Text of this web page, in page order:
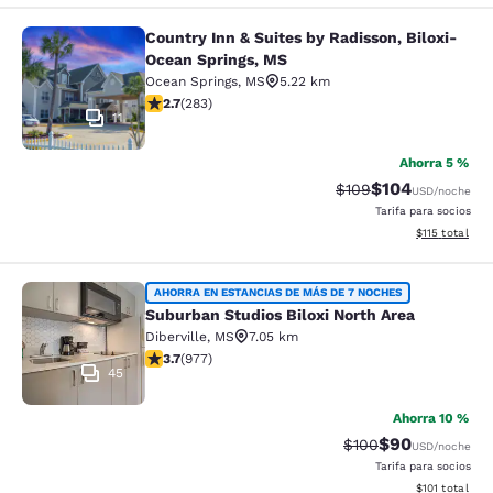
Country Inn & Suites by Radisson,
11
Country Inn & Suites by Radisson, Biloxi-
Ocean Springs, MS
Ocean Springs, MS
5.22 km
calificación de 2.71 estrellas. Feria. 283 reseñas
2.7(283)
Ahorra 5 %
Precio tachado:
$109Precio con
$104USD/noche
Tarifa para socios
Ver detalles
$115 total
Suburban Studios Biloxi North Area
45
AHORRA EN ESTANCIAS DE MÁS DE 7 NOCHES
Suburban Studios Biloxi North Area
Diberville, MS
7.05 km
calificación de 3.72 estrellas. Bueno. 977 reseñas
3.7(977)
Ahorra 10 %
Precio tachado:
$100Precio con
$90USD/noche
Tarifa para socios
Ver detalles
$101 total